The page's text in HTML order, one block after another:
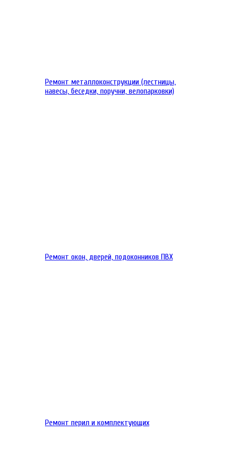
Ремонт металлоконструкции (лестницы,
навесы, беседки, поручни, велопарковки)
Ремонт окон, дверей, подоконников ПВХ
Ремонт перил и комплектующих